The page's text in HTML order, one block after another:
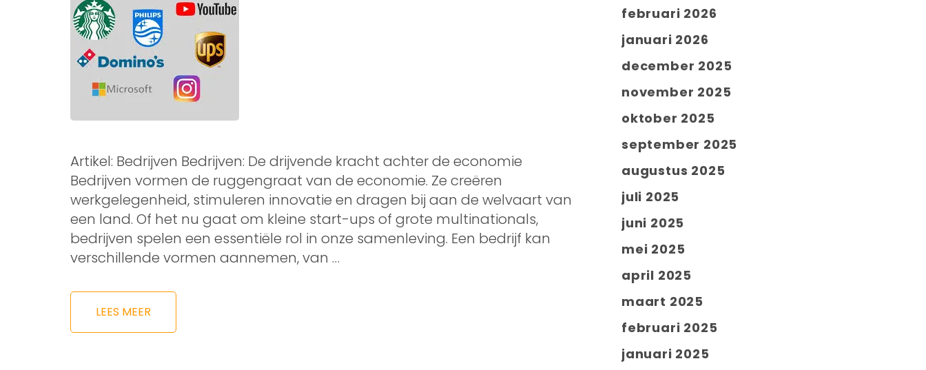
Artikel: Bedrijven Bedrijven: De drijvende kracht achter de economie
Bedrijven vormen de ruggengraat van de economie. Ze creëren
werkgelegenheid, stimuleren innovatie en dragen bij aan de welvaart van
een land. Of het nu gaat om kleine start-ups of grote multinationals,
bedrijven spelen een essentiële rol in onze samenleving. Een bedrijf kan
verschillende vormen aannemen, van …
LEES MEER
februari 2026
januari 2026
december 2025
november 2025
oktober 2025
september 2025
augustus 2025
juli 2025
juni 2025
mei 2025
april 2025
maart 2025
februari 2025
januari 2025